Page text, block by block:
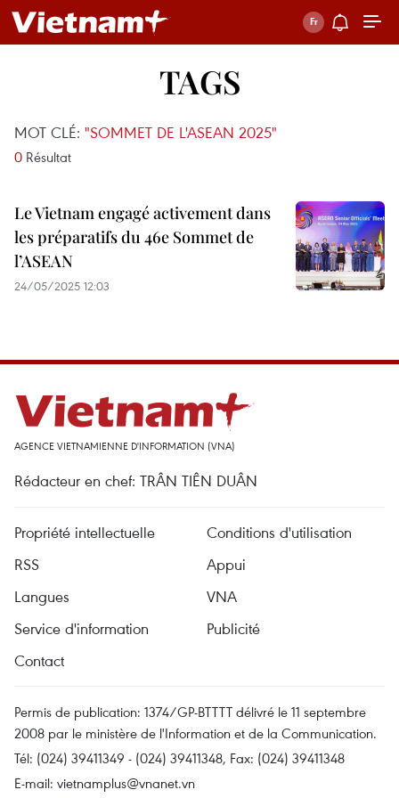
TAGS
MOT CLÉ: "SOMMET DE L'ASEAN 2025"
0 Résultat
Le Vietnam engagé activement dans
les préparatifs du 46e Sommet de
l’ASEAN
24/05/2025 12:03
AGENCE VIETNAMIENNE D'INFORMATION (VNA)
Rédacteur en chef: TRÂN TIÊN DUÂN
Propriété intellectuelle
Conditions d'utilisation
RSS
Appui
Langues
VNA
Service d'information
Publicité
Contact
Permis de publication: 1374/GP-BTTTT délivré le 11 septembre
2008 par le ministère de l'Information et de la Communication.
Tél: (024) 39411349 - (024) 39411348, Fax: (024) 39411348
E-mail: vietnamplus@vnanet.vn